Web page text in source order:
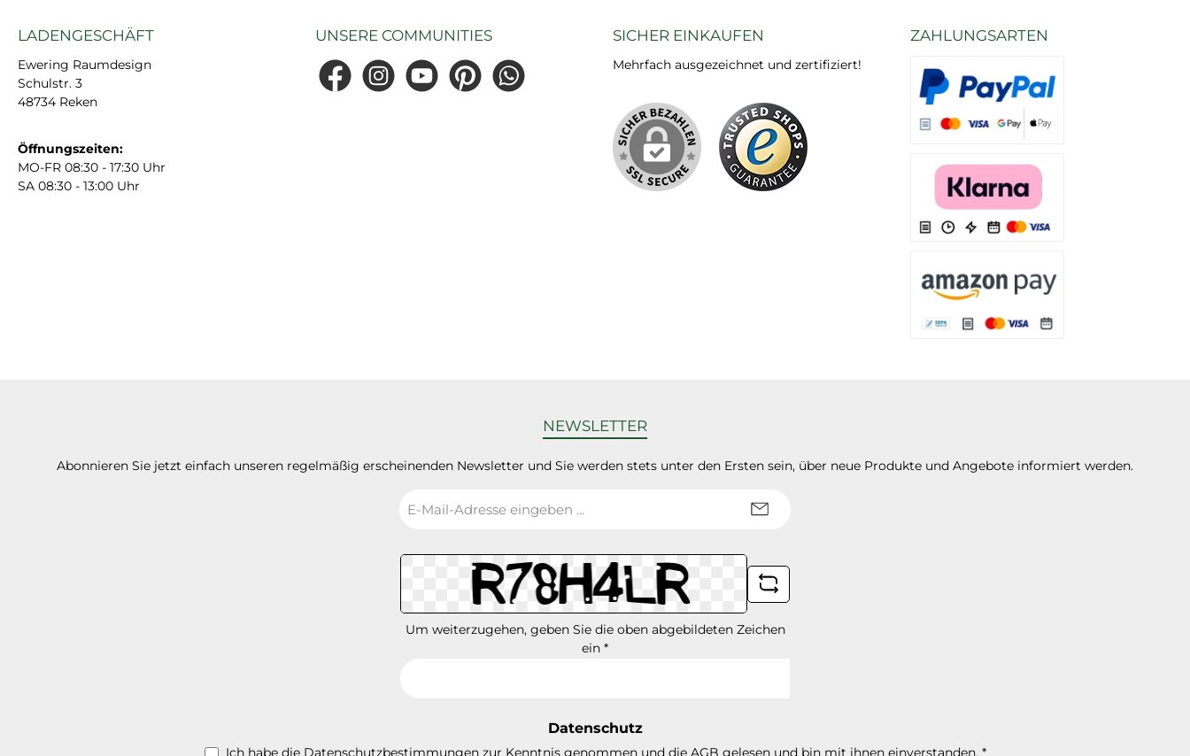
LADENGESCHÄFT
Ewering Raumdesign
Schulstr. 3
48734 Reken
Öffnungszeiten:
MO-FR 08:30 - 17:30 Uhr
SA 08:30 - 13:00 Uhr
UNSERE COMMUNITIES
FacebookInstagramYouTubePinterestWhatsApp
SICHER EINKAUFEN
Mehrfach ausgezeichnet und zertifiziert!
ZAHLUNGSARTEN
NEWSLETTER
Abonnieren Sie jetzt einfach unseren regelmäßig erscheinenden Newsletter und Sie werden stets unter den Ersten sein, über neue Produkte und Angebote informiert werden.
Mail-
*
Um weiterzugehen, geben Sie die oben abgebildeten Zeichen
ein *
Datenschutz
Ich habe die Datenschutzbestimmungenzur Kenntnis genommen und die AGB gelesen und bin mit ihnen einverstanden. *